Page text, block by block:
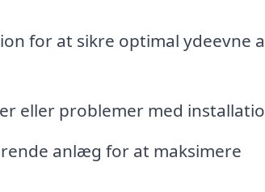
for at sikre optimal ydeevne
eller problemer med
anlæg for at maksimere